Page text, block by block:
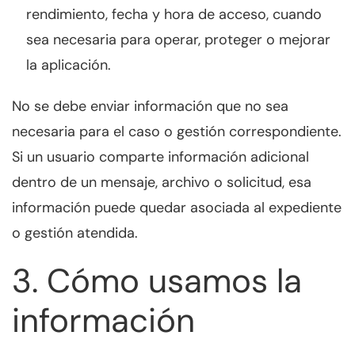
rendimiento, fecha y hora de acceso, cuando
sea necesaria para operar, proteger o mejorar
la aplicación.
No se debe enviar información que no sea
necesaria para el caso o gestión correspondiente.
Si un usuario comparte información adicional
dentro de un mensaje, archivo o solicitud, esa
información puede quedar asociada al expediente
o gestión atendida.
3. Cómo usamos la
información